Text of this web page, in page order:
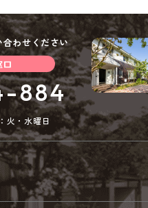
合わせください
884
火・水曜日